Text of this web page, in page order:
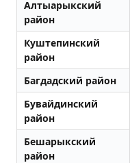
Алтыарыкский
район
Куштепинский
район
Багдадский район
Бувайдинский
район
Бешарыкский
район